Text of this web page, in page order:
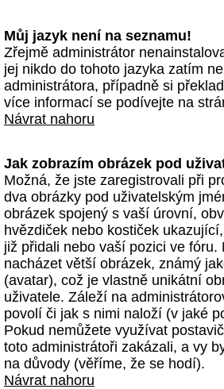
Můj jazyk není na seznamu!
Zřejmě administrátor
jej nikdo do tohoto jazyka zatím
administrátora, případně si
více informací se podívejte na
Návrat nahoru
Jak zobrazím obrázek pod
Možná, že jste zaregistrovali při
dva obrázky pod uživatelským
obrázek spojený s vaší úrovní,
hvězdiček nebo kostiček
již přidali nebo vaší pozici ve fóru.
nacházet větší obrázek, známý
(avatar), což je vlastně unikátní
uživatele. Záleží na
povolí či jak s nimi naloží (v jaké
Pokud nemůžete využívat
toto administrátoři zakázali, a vy
na důvody (věříme, že se hodí).
Návrat nahoru